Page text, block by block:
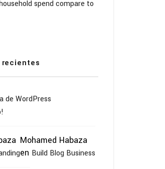
spend compare to
recientes
de WordPress
Mohamed Habaza
en Build Blog Business